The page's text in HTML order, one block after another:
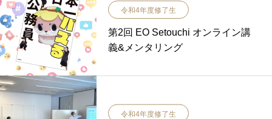
令和4年度修了生
第2回 EO Setouchi オンライン講
義&メンタリング
令和4年度修了生